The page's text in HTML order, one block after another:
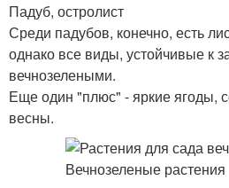
Падуб, остролист
Среди падубов, конечно, есть
однако все виды, устойчивые к
вечнозелеными.
Еще один "плюс" - яркие ягоды,
весны.